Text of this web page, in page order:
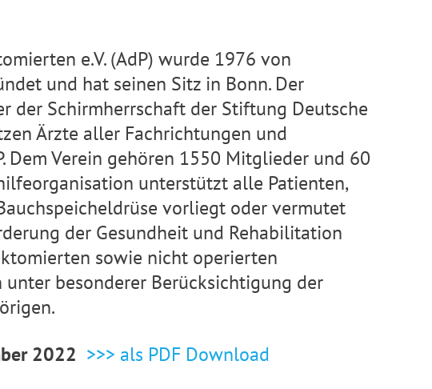
e.V. (AdP) wurde 1976 von
und hat seinen Sitz in Bonn. Der
der Schirmherrschaft der Stiftung Deutsche
Ärzte aller Fachrichtungen und
Dem Verein gehören 1550 Mitglieder und 60
unterstützt alle Patienten,
vorliegt oder vermutet
der Gesundheit und Rehabilitation
sowie nicht operierten
besonderer Berücksichtigung der
2022 >>> als PDF Download